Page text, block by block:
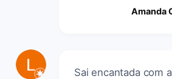
Amanda
Sai encantada com